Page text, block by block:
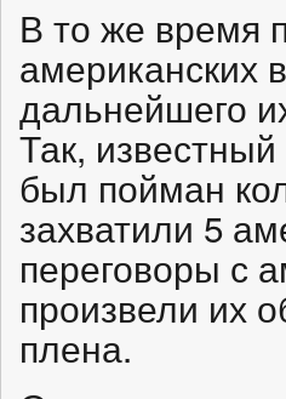
В то же время
американских
дальнейшего
Так,
был пойман
захватили 5
переговоры с
произвели их
плена.